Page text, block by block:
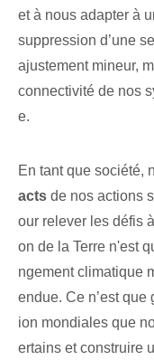
et à nous adapter à
suppression d’une
ajustement mineur,
connectivité de nos
e.
En tant que société,
acts de nos actions
our relever les défis
on de la Terre n'est
ngement climatique
endue. Ce n’est que
ion mondiales que
ertains et construire